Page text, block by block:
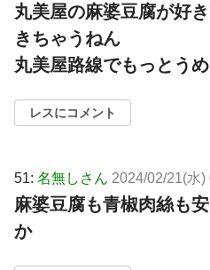
丸美屋の麻婆豆腐が好
きちゃうねん
丸美屋路線でもっとう
レスにコメント
51: 名無しさん 2024/02/21(水
麻婆豆腐も青椒肉絲も
か